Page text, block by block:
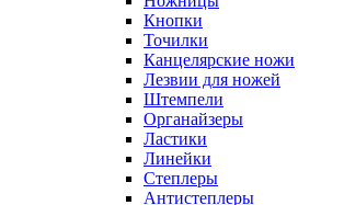
Кнопки
Точилки
Канцелярские ножи
Лезвии для ножей
Штемпели
Органайзеры
Ластики
Линейки
Степлеры
Антистеплеры